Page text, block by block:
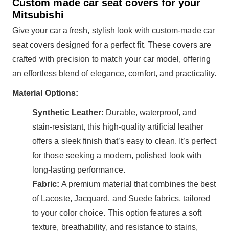
Custom made car seat covers for your
Mitsubishi
Give your car a fresh, stylish look with custom-made car
seat covers designed for a perfect fit. These covers are
crafted with precision to match your car model, offering
an effortless blend of elegance, comfort, and practicality.
Material Options:
Synthetic Leather: Durable, waterproof, and
stain-resistant, this high-quality artificial leather
offers a sleek finish that’s easy to clean. It’s perfect
for those seeking a modern, polished look with
long-lasting performance.
Fabric: A premium material that combines the best
of Lacoste, Jacquard, and Suede fabrics, tailored
to your color choice. This option features a soft
texture, breathability, and resistance to stains,